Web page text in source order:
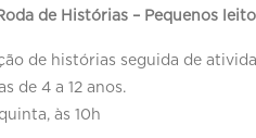
de Histórias – Pequenos
de histórias seguida de
de 4 a 12 anos.
às 10h